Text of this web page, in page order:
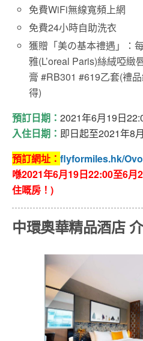
免費WiFi無線寬頻上網
免費24小時自助洗衣
獲贈「美の基本禮遇」：
雅(L’oreal Paris)絲絨啞緻
膏 #RB301 #619乙套(禮
得)
預訂日期： 2021年6月19日
入住日期： 即日起至2021年8
預訂網址： flyformiles.hk/
喺2021年6月19日22:00至6月
住嘅房！)
中環奧華精品酒店